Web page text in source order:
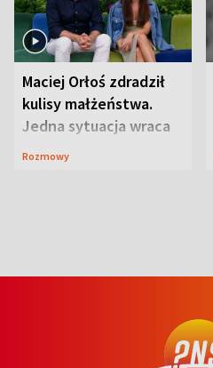
Maciej Orłoś zdradził
kulisy małżeństwa.
Jedna sytuacja wraca
jak bumerang
Rozmowy